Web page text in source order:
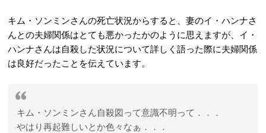
キム・ソンミンさんの死亡状況からすると、妻のイ・ハンナさ
んとの夫婦関係はとても悪かったかのように思えますが、イ・
ハンナさんは自殺した状況について詳しく語った際に夫婦関係
は良好だったことを伝えています。
キム・ソンミンさん自殺図って意識不明って．．．
やはり再起難しいとか色々なぁ．．．